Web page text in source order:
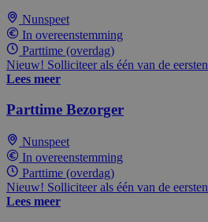
Nunspeet
In overeenstemming
Parttime (overdag)
Nieuw! Solliciteer als één van de eersten
Lees meer
Parttime Bezorger
Nunspeet
In overeenstemming
Parttime (overdag)
Nieuw! Solliciteer als één van de eersten
Lees meer